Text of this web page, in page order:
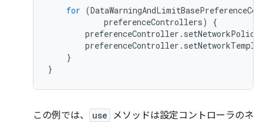
for (
preferenceControllers)
{
preferenceController .
preferenceController .
}
}
この例では、 use
メソッドは設定コントローラのネ